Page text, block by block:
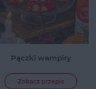
Pączki wampiry
Zobacz przepis